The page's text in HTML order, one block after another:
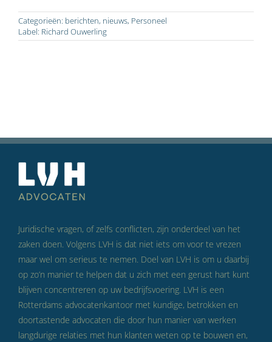
Categorieën: berichten, nieuws, Personeel
Label: Richard Ouwerling
Juridische vragen, of zelfs conflicten, zijn onderdeel van het
zaken doen. Volgens LVH is dat niet iets om voor te vrezen
maar wel om serieus te nemen. Doel van LVH is om u daarbij
op zo’n manier te helpen dat u zich met een gerust hart kunt
blijven concentreren op uw bedrijfsvoering. LVH is een
Rotterdams advocatenkantoor met kundige, betrokken en
doortastende advocaten die door hun manier van werken
langdurige relaties met hun klanten weten op te bouwen en,